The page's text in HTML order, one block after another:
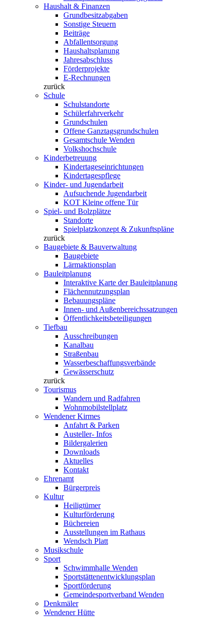
Haushalt & Finanzen
Grundbesitzabgaben
Sonstige Steuern
Beiträge
Abfallentsorgung
Haushaltsplanung
Jahresabschluss
Förderprojekte
E-Rechnungen
zurück
Schule
Schulstandorte
Schülerfahrverkehr
Grundschulen
Offene Ganztagsgrundschulen
Gesamtschule Wenden
Volkshochschule
Kinderbetreuung
Kindertageseinrichtungen
Kindertagespflege
Kinder- und Jugendarbeit
Aufsuchende Jugendarbeit
KOT Kleine offene Tür
Spiel- und Bolzplätze
Standorte
Spielplatzkonzept & Zukunftspläne
zurück
Baugebiete & Bauverwaltung
Baugebiete
Lärmaktionsplan
Bauleitplanung
Interaktive Karte der Bauleitplanung
Flächennutzungsplan
Bebauungspläne
Innen- und Außenbereichssatzungen
Öffentlichkeitsbeteiligungen
Tiefbau
Ausschreibungen
Kanalbau
Straßenbau
Wasserbeschaffungsverbände
Gewässerschutz
zurück
Tourismus
Wandern und Radfahren
Wohnmobilstellplatz
Wendener Kirmes
Anfahrt & Parken
Austeller- Infos
Bildergalerien
Downloads
Aktuelles
Kontakt
Ehrenamt
Bürgerpreis
Kultur
Heiligtümer
Kulturförderung
Büchereien
Ausstellungen im Rathaus
Wendsch Platt
Musikschule
Sport
Schwimmhalle Wenden
Sportstättenentwicklungsplan
Sportförderung
Gemeindesportverband Wenden
Denkmäler
Wendener Hütte